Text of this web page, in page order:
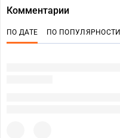
Комментарии
ПО ДАТЕ ПО ПОПУЛЯРНОСТИ